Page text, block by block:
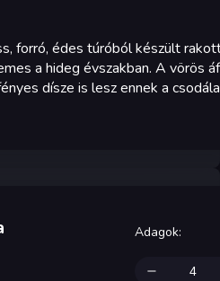
forró, édes túróból készült
a hideg évszakban. A vörös
dísze is lesz ennek a
Adagok: